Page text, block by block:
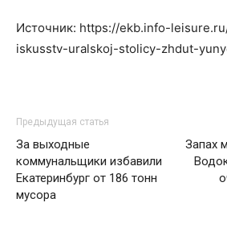
Источник: https://ekb.info-
iskusstv-uralskoj-stolicy-zhdut-
Предыдущая статья
За выходные
коммунальщики избавили
Екатеринбург от 186 тонн
мусора
Запах